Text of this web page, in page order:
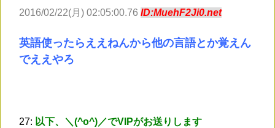
2016/02/22(月) 02:05:00.76 ID:MuehF2Ji0.net
英語使ったらええねんから他の言語とか覚えん
でええやろ
27: 以下、＼(^o^)／でVIPがお送りします